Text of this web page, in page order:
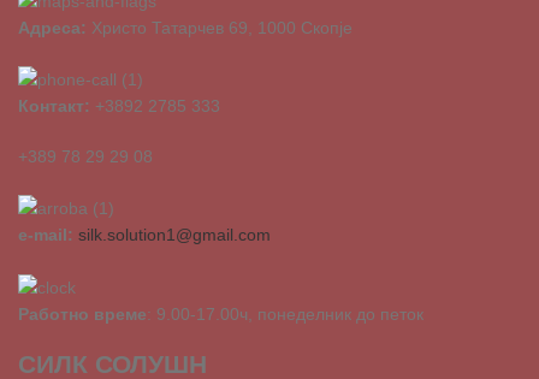
Адреса: Христо Татарчев 69, 1000 Скопје
Контакт: +3892 2785 333
+389 78 29 29 08
e-mail: silk.solution1@gmail.com
Работно време: 9.00-17.00ч, понеделник до петок
СИЛК СОЛУШН